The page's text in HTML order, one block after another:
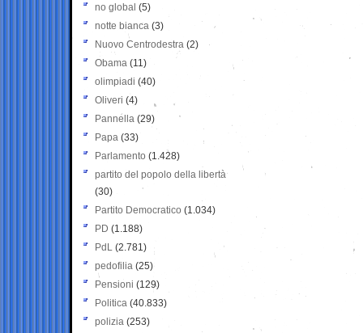
no global (5)
notte bianca (3)
Nuovo Centrodestra (2)
Obama (11)
olimpiadi (40)
Oliveri (4)
Pannella (29)
Papa (33)
Parlamento (1.428)
partito del popolo della libertà
(30)
Partito Democratico (1.034)
PD (1.188)
PdL (2.781)
pedofilia (25)
Pensioni (129)
Politica (40.833)
polizia (253)